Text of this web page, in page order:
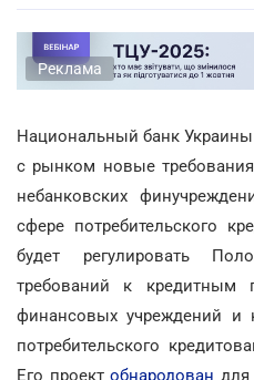
Реклама
Национальный банк Украины
с рынком новые
небанковских
сфере потребительского
будет регулировать
требований к кредитным
финансовых учреждений и
потребительского
Его проектобнародован для